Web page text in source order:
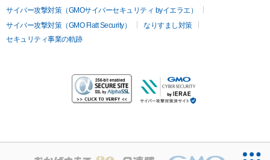
サイバー攻撃対策（GMOサイバーセキュリティ byイエラエ）
サイバー攻撃対策（GMO Flatt Security）
なりすまし対策
セキュリティ事業の軌跡